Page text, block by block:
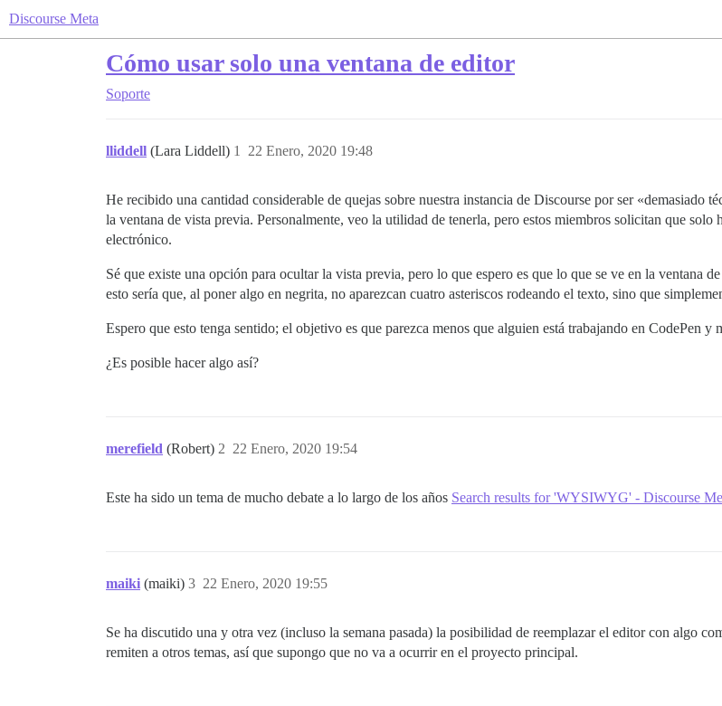
Discourse Meta
Cómo usar solo una ventana de editor
Soporte
lliddell (Lara Liddell) 22 Enero, 2020 19:48
1
He recibido una cantidad considerable de quejas sobre nuestra instancia de Discourse por ser «demasiado
la ventana de vista previa. Personalmente, veo la utilidad de tenerla, pero estos miembros solicitan que
electrónico.
Sé que existe una opción para ocultar la vista previa, pero lo que espero es que lo que se ve en la ventana
esto sería que, al poner algo en negrita, no aparezcan cuatro asteriscos rodeando el texto, sino que
Espero que esto tenga sentido; el objetivo es que parezca menos que alguien está trabajando en CodePen y
¿Es posible hacer algo así?
merefield (Robert) 22 Enero, 2020 19:54
2
Este ha sido un tema de mucho debate a lo largo de los años Search results for 'WYSIWYG' - Discourse
maiki (maiki) 22 Enero, 2020 19:55
3
Se ha discutido una y otra vez (incluso la semana pasada) la posibilidad de reemplazar el editor con algo
remiten a otros temas, así que supongo que no va a ocurrir en el proyecto principal.